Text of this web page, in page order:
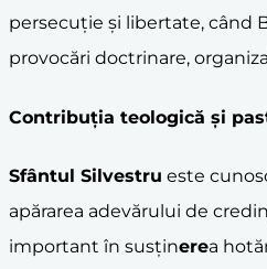
persecuție și libertate, când
provocări doctrinare,
Contribuția teologică și
Sfântul Silvestru este
apărarea adevărului de
important în susținerea